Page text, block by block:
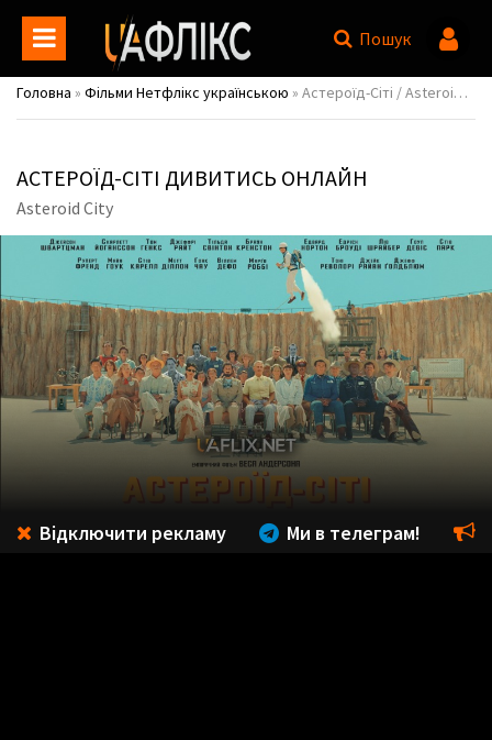
Пошук
Головна » Фільми Нетфлікс українською » Астероїд-Сіті / Asteroid City
АСТЕРОЇД-СІТІ ДИВИТИСЬ ОНЛАЙН
Asteroid City
Відключити рекламу Ми в телеграм!